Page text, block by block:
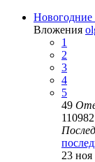
Вложения
1
2
3
4
5
49
110982
23